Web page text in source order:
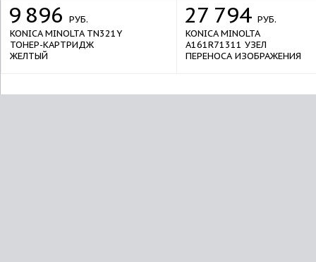
9 896 РУБ.
KONICA MINOLTA TN321Y
ТОНЕР-КАРТРИДЖ
ЖЕЛТЫЙ
27 794 РУБ.
KONICA MINOLTA
A161R71311 УЗЕЛ
ПЕРЕНОСА ИЗОБРАЖЕНИЯ